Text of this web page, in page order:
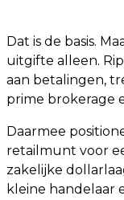
Dat is de basis.
uitgifte alleen.
aan betalingen,
prime brokerage
Daarmee
retailmunt voor
zakelijke
kleine handelaar